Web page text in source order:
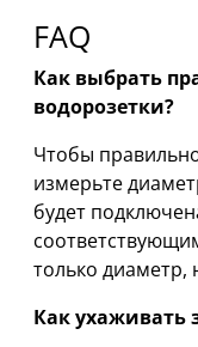
FAQ
Как выбрать
водорозетки?
Чтобы
измерьте
будет
только
Как ухаживать